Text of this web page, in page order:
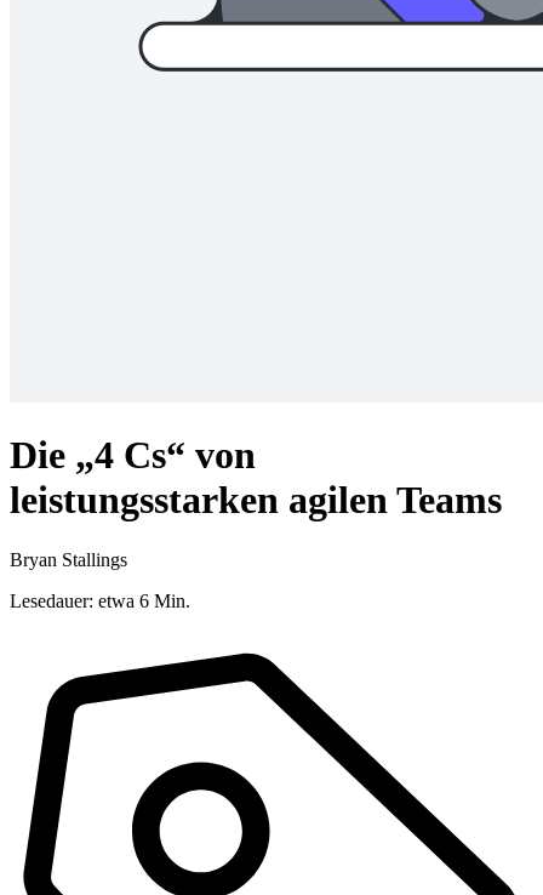
Die „4 Cs“ von
leistungsstarken agilen Teams
Bryan Stallings
Lesedauer: etwa 6 Min.